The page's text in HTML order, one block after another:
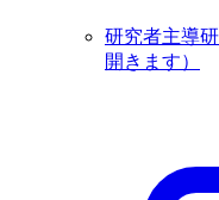
研究者主導
開きます）